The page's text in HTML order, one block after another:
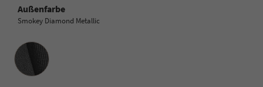
Außenfarbe
Smokey Diamond Metallic
Innenausstattung